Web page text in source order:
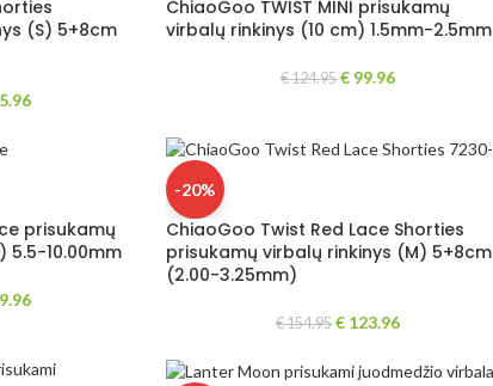
(S) 5+8cm
ChiaoGoo TWIST MINI prisukamų
virbalų rinkinys (10 cm) 1.5mm-2.5mm
€124.95 € 99.96
prisukamų
5.5-10.00mm
-20%
ChiaoGoo Twist Red Lace Shorties
prisukamų virbalų rinkinys (M) 5+8cm
(2.00-3.25mm)
€154.95 € 123.96